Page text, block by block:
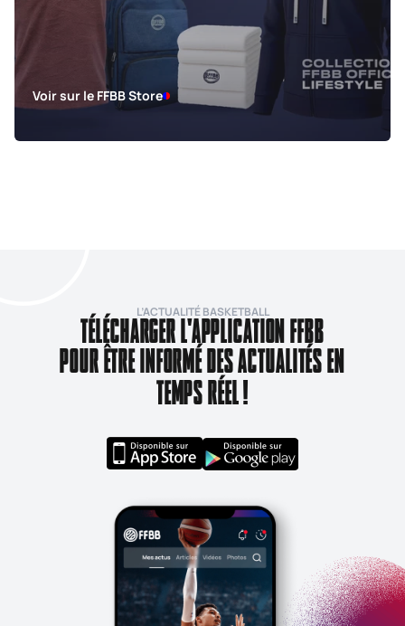
Voir sur le FFBB Store
L’ACTUALITÉ BASKETBALL
TÉLÉCHARGER L'APPLICATION FFBB
POUR ÊTRE INFORMÉ DES ACTUALITÉS EN
TEMPS RÉEL !